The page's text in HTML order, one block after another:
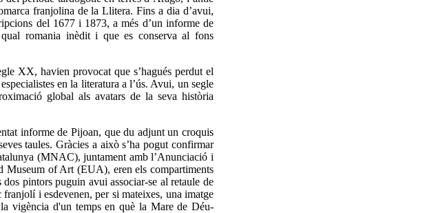
franjolina de la Llitera. Fins a dia d’avui,
del 1677 i 1873, a més d’un informe de
romania inèdit i que es conserva al fons
XX, havien provocat que s’hagués perdut el
en la literatura a l’ús. Avui, un segle
global als avatars de la seva història
informe de Pijoan, que du adjunt un croquis
taules. Gràcies a això s’ha pogut confirmar
(MNAC), juntament amb l’Anunciació i
Museum of Art (EUA), eren els compartiments
pintors puguin avui associar-se al retaule de
i esdevenen, per si mateixes, una imatge
vigència d'un temps en què la Mare de Déu-